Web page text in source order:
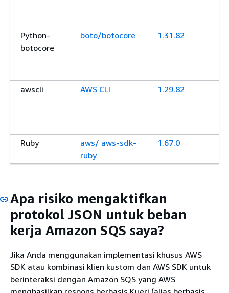
Python-
botocore
boto/botocore 1.31.82
awscli
AWS CLI 1.29.82
Ruby
aws/ aws-sdk-
ruby
1.67.0
Apa risiko mengaktifkan
protokol JSON untuk beban
kerja Amazon SQS saya?
Jika Anda menggunakan implementasi khusus AWS
SDK atau kombinasi klien kustom dan AWS SDK untuk
berinteraksi dengan Amazon SQS yang AWS